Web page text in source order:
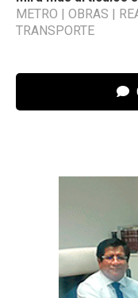
METRO
OBRAS
TRANSPORTE